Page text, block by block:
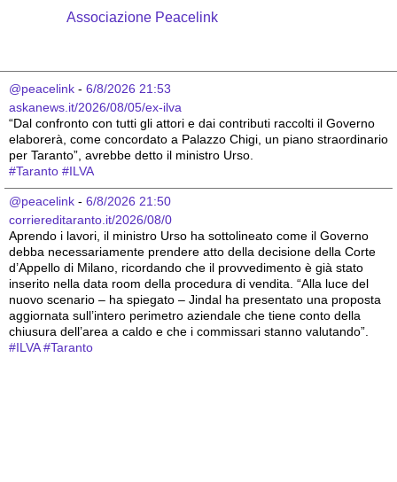
Associazione Peacelink
@peacelink - 6/8/2026 21:53
askanews.it/2026/08/05/ex-ilva
“Dal confronto con tutti gli attori e dai contributi raccolti il Governo
elaborerà, come concordato a Palazzo Chigi, un piano straordinario
per Taranto”, avrebbe detto il ministro Urso.
#Taranto #ILVA
@peacelink - 6/8/2026 21:50
corriereditaranto.it/2026/08/0
Aprendo i lavori, il ministro Urso ha sottolineato come il Governo
debba necessariamente prendere atto della decisione della Corte
d’Appello di Milano, ricordando che il provvedimento è già stato
inserito nella data room della procedura di vendita. “Alla luce del
nuovo scenario – ha spiegato – Jindal ha presentato una proposta
aggiornata sull’intero perimetro aziendale che tiene conto della
chiusura dell’area a caldo e che i commissari stanno valutando”.
#ILVA #Taranto